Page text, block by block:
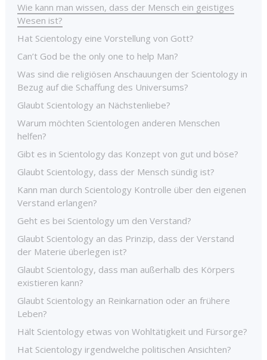
Wie kann man wissen, dass der Mensch ein geistiges
Wesen ist?
Hat Scientology eine Vorstellung von Gott?
Can’t God be the only one to help Man?
Was sind die religiösen Anschauungen der Scientology in
Bezug auf die Schaffung des Universums?
Glaubt Scientology an Nächstenliebe?
Warum möchten Scientologen anderen Menschen
helfen?
Gibt es in Scientology das Konzept von gut und böse?
Glaubt Scientology, dass der Mensch sündig ist?
Kann man durch Scientology Kontrolle über den eigenen
Verstand erlangen?
Geht es bei Scientology um den Verstand?
Glaubt Scientology an das Prinzip, dass der Verstand
der Materie überlegen ist?
Glaubt Scientology, dass man außerhalb des Körpers
existieren kann?
Glaubt Scientology an Reinkarnation oder an frühere
Leben?
Hält Scientology etwas von Wohltätigkeit und Fürsorge?
Hat Scientology irgendwelche politischen Ansichten?